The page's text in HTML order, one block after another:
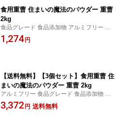
食用重曹 住まいの魔法のパウダー 重曹
2kg
食品グレード 食品添加物 アルミフリー タ
ンサン 炭酸水素ナトリウム アク抜き 灰汁
抜き コゲ落とし 消臭
1,274 円
【送料無料】【3個セット】食用重曹 住
まいの魔法のパウダー 重曹 2kg
アルミフリー 食品グレード 食品添加物 タ
ンサン 炭酸水素ナトリウム 灰汁抜き アク
抜き コゲ落とし 消臭
3,372 円 送料無料